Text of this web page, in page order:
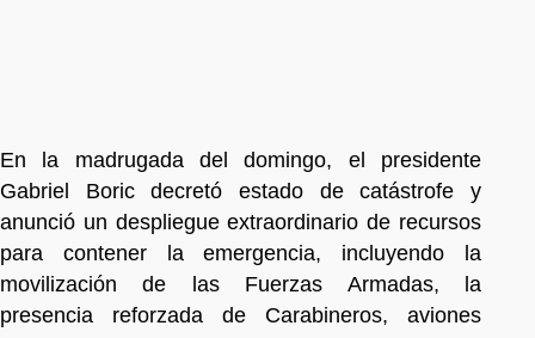
En la madrugada del domingo, el presidente
Gabriel Boric decretó estado de catástrofe y
anunció un despliegue extraordinario de recursos
para contener la emergencia, incluyendo la
movilización de las Fuerzas Armadas, la
presencia reforzada de Carabineros, aviones